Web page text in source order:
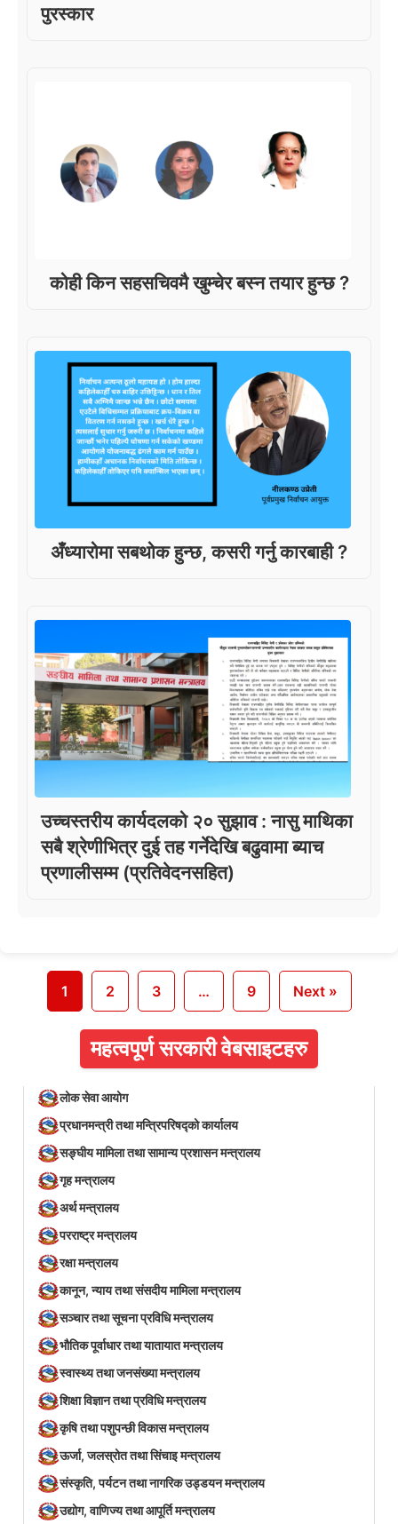
पुरस्कार
कोही किन सहसचिवमै खुम्चेर बस्न तयार हुन्छ ?
अँध्यारोमा सबथोक हुन्छ, कसरी गर्नु कारबाही ?
उच्चस्तरीय कार्यदलको २० सुझाव : नासु माथिका
सबै श्रेणीभित्र दुई तह गर्नेदेखि बढुवामा ब्याच
प्रणालीसम्म (प्रतिवेदनसहित)
1 2 3 … 9 Next »
महत्वपूर्ण सरकारी वेबसाइटहरु
लोक सेवा आयोग
प्रधानमन्त्री तथा मन्त्रिपरिषद्को कार्यालय
सङ्घीय मामिला तथा सामान्य प्रशासन मन्त्रालय
गृह मन्त्रालय
अर्थ मन्त्रालय
परराष्ट्र मन्त्रालय
रक्षा मन्त्रालय
कानून, न्याय तथा संसदीय मामिला मन्त्रालय
सञ्‍चार तथा सूचना प्रविधि मन्त्रालय
भौतिक पूर्वाधार तथा यातायात मन्त्रालय
स्वास्थ्य तथा जनसंख्या मन्त्रालय
शिक्षा विज्ञान तथा प्रविधि मन्त्रालय
कृषि तथा पशुपन्छी विकास मन्त्रालय
ऊर्जा, जलस्रोत तथा सिंचाइ मन्त्रालय
संस्कृति, पर्यटन तथा नागरिक उड्डयन मन्त्रालय
उद्योग, वाणिज्य तथा आपूर्ति मन्त्रालय